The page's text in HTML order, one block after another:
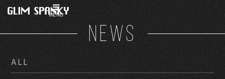
MENU
NEWS
ALL